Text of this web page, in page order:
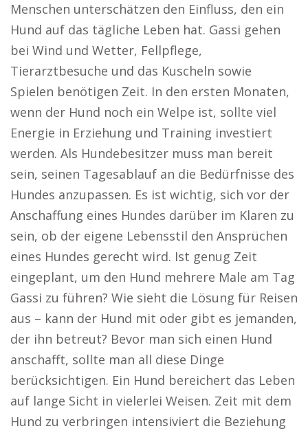
Menschen unterschätzen den Einfluss, den ein
Hund auf das tägliche Leben hat. Gassi gehen
bei Wind und Wetter, Fellpflege,
Tierarztbesuche und das Kuscheln sowie
Spielen benötigen Zeit. In den ersten Monaten,
wenn der Hund noch ein Welpe ist, sollte viel
Energie in Erziehung und Training investiert
werden. Als Hundebesitzer muss man bereit
sein, seinen Tagesablauf an die Bedürfnisse des
Hundes anzupassen. Es ist wichtig, sich vor der
Anschaffung eines Hundes darüber im Klaren zu
sein, ob der eigene Lebensstil den Ansprüchen
eines Hundes gerecht wird. Ist genug Zeit
eingeplant, um den Hund mehrere Male am Tag
Gassi zu führen? Wie sieht die Lösung für Reisen
aus – kann der Hund mit oder gibt es jemanden,
der ihn betreut? Bevor man sich einen Hund
anschafft, sollte man all diese Dinge
berücksichtigen. Ein Hund bereichert das Leben
auf lange Sicht in vielerlei Weisen. Zeit mit dem
Hund zu verbringen intensiviert die Beziehung